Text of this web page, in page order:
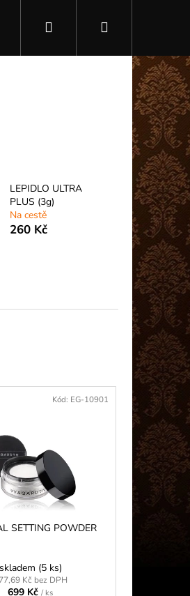
Přihlášení
košík
LEPIDLO ULTRA
PLUS (3g)
Na cestě
260 Kč
SETTING POWDER
skladem (5 ks)
Kč bez DPH
699 Kč/ ks
Kód: EG-10901